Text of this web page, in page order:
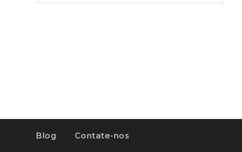
Blog Contate-nos